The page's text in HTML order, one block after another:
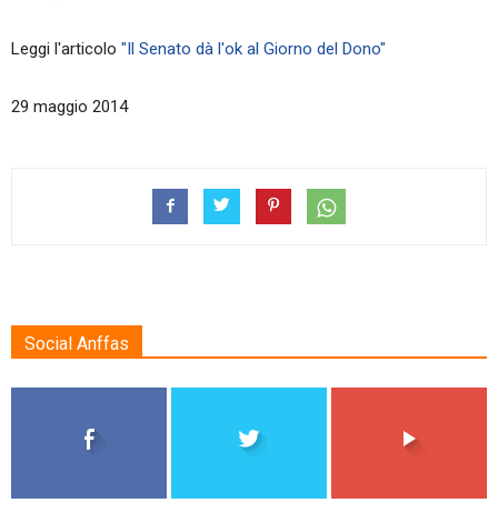
Leggi l'articolo "Il Senato dà l'ok al Giorno del Dono"
29 maggio 2014
Social Anffas